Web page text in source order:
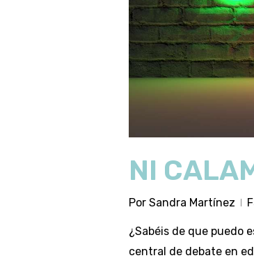
NI
Por Sandra Martínez
¿Sabéis de que puedo
central de debate en